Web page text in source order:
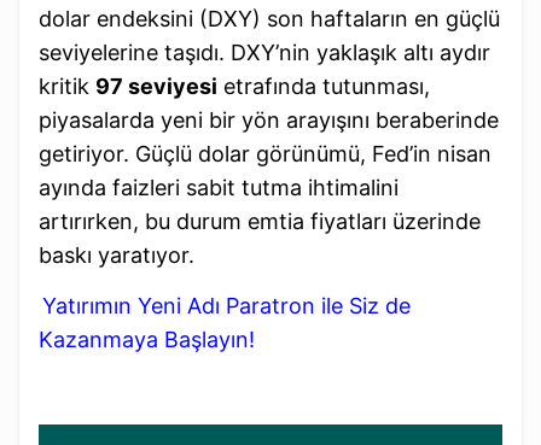
dolar endeksini (DXY) son haftaların en güçlü
seviyelerine taşıdı. DXY’nin yaklaşık altı aydır
kritik 97 seviyesi etrafında tutunması,
piyasalarda yeni bir yön arayışını beraberinde
getiriyor. Güçlü dolar görünümü, Fed’in nisan
ayında faizleri sabit tutma ihtimalini
artırırken, bu durum emtia fiyatları üzerinde
baskı yaratıyor.
Yatırımın Yeni Adı Paratron ile Siz de
Kazanmaya Başlayın!